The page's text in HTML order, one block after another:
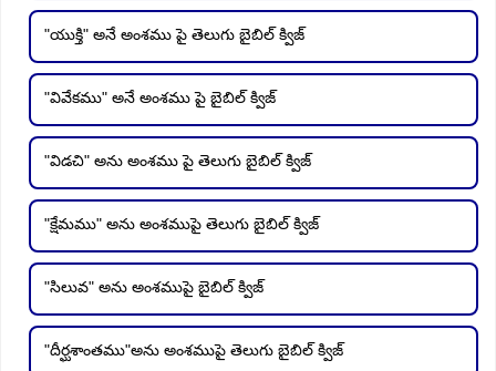
"యుక్తి" అనే అంశము పై తెలుగు బైబిల్ క్విజ్
"వివేకము" అనే అంశము పై బైబిల్ క్విజ్
"విడచి" అను అంశము పై తెలుగు బైబిల్ క్విజ్
"క్షేమము" అను అంశముపై తెలుగు బైబిల్ క్విజ్
"సిలువ" అను అంశముపై బైబిల్ క్విజ్
"దీర్ఘశాంతము"అను అంశముపై తెలుగు బైబిల్ క్విజ్